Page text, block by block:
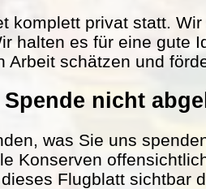
komplett privat statt.
halten es für eine gute
Arbeit schätzen und
Spende nicht
was Sie uns
Konserven
Flugblatt sichtbar